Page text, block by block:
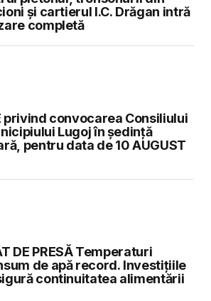
și cartierul I.C. Drăgan intră
completă
privind convocarea Consiliului
Lugoj în şedinţă
pentru data de 10 AUGUST
DE PRESĂ Temperaturi
de apă record. Investițiile
continuitatea alimentării